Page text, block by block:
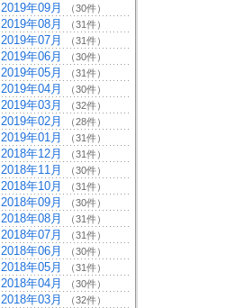
2019年09月 （30件）
2019年08月 （31件）
2019年07月 （31件）
2019年06月 （30件）
2019年05月 （31件）
2019年04月 （30件）
2019年03月 （32件）
2019年02月 （28件）
2019年01月 （31件）
2018年12月 （31件）
2018年11月 （30件）
2018年10月 （31件）
2018年09月 （30件）
2018年08月 （31件）
2018年07月 （31件）
2018年06月 （30件）
2018年05月 （31件）
2018年04月 （30件）
2018年03月 （32件）